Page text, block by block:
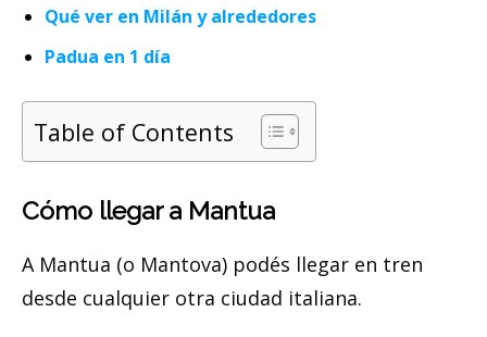
Qué ver en Milán y alrededores
Padua en 1 día
Table of Contents
Cómo llegar a Mantua
A Mantua (o Mantova) podés llegar en tren
desde cualquier otra ciudad italiana.